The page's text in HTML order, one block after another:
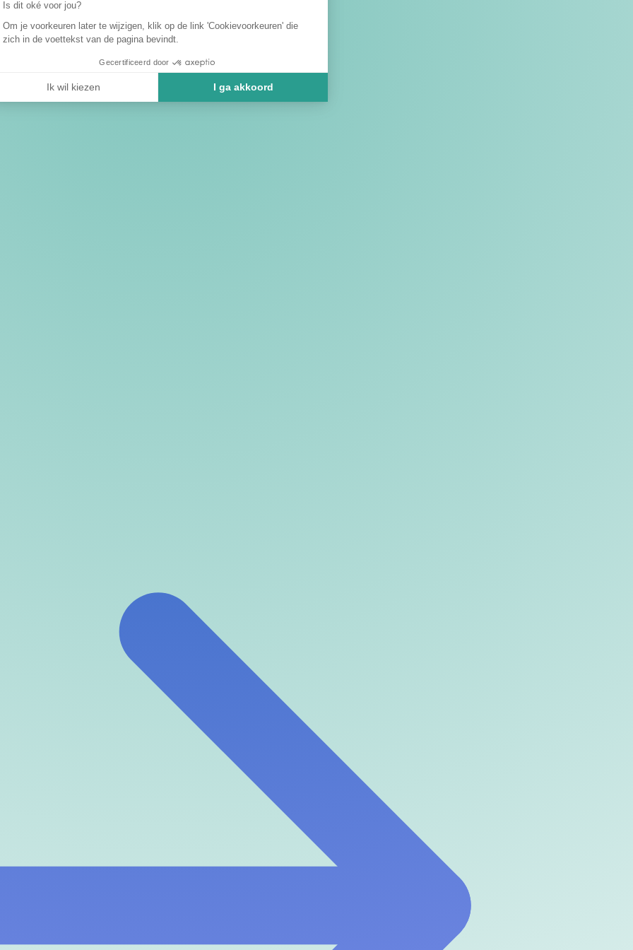
Is dit oké voor jou?
Om je voorkeuren later te wijzigen, klik op de link 'Cookievoorkeuren' die
zich in de voettekst van de pagina bevindt.
Gecertificeerd door
Ik wil kiezen I ga akkoord